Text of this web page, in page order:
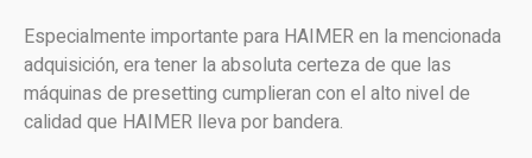
Especialmente importante para HAIMER en la mencionada
adquisición, era tener la absoluta certeza de que las
máquinas de presetting cumplieran con el alto nivel de
calidad que HAIMER lleva por bandera.